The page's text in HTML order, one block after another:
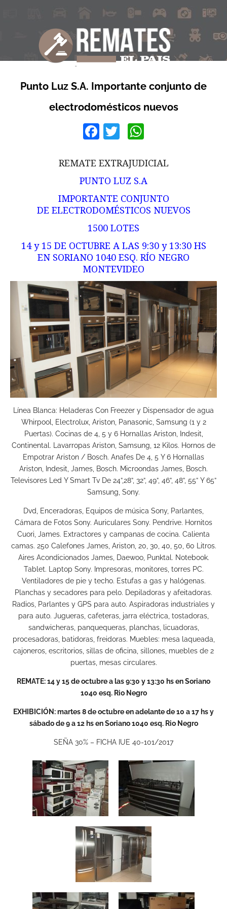
Punto Luz S.A. Importante conjunto de
electrodomésticos nuevos
Facebook
Twitter
REMATE EXTRAJUDICIAL
PUNTO LUZ S.A
IMPORTANTE CONJUNTO
DE ELECTRODOMÉSTICOS NUEVOS
1500 LOTES
14 y 15 DE OCTUBRE A LAS 9:30 y 13:30 HS
EN SORIANO 1040 ESQ. RÍO NEGRO
MONTEVIDEO
Línea Blanca: Heladeras Con Freezer y Dispensador de agua
Whirpool, Electrolux, Ariston, Panasonic, Samsung (1 y 2
Puertas). Cocinas de 4, 5 y 6 Hornallas Ariston, Indesit,
Continental. Lavarropas Ariston, Samsung, 12 Kilos. Hornos de
Empotrar Ariston / Bosch. Anafes De 4, 5 Y 6 Hornallas
Ariston, Indesit, James, Bosch. Microondas James, Bosch.
Televisores Led Y Smart Tv De 24”,28”, 32”, 49”, 46”, 48”, 55” Y 65”
Samsung, Sony.
Dvd, Enceradoras, Equipos de música Sony, Parlantes,
Cámara de Fotos Sony. Auriculares Sony. Pendrive. Hornitos
Cuori, James. Extractores y campanas de cocina. Calienta
camas. 250 Calefones James, Ariston, 20, 30, 40, 50, 60 Litros.
Aires Acondicionados James, Daewoo, Punktal. Notebook.
Tablet. Laptop Sony. Impresoras, monitores, torres PC.
Ventiladores de pie y techo. Estufas a gas y halógenas.
Planchas y secadores para pelo. Depiladoras y afeitadoras.
Radios, Parlantes y GPS para auto. Aspiradoras industriales y
para auto. Jugueras, cafeteras, jarra eléctrica, tostadoras,
sandwicheras, panquequeras, planchas, licuadoras,
procesadoras, batidoras, freidoras. Muebles: mesa laqueada,
cajoneros, escritorios, sillas de oficina, sillones, muebles de 2
puertas, mesas circulares.
REMATE: 14 y 15 de octubre a las 9:30 y 13:30 hs en Soriano
1040 esq. Rio Negro
EXHIBICIÓN: martes 8 de octubre en adelante de 10 a 17 hs y
sábado de 9 a 12 hs en Soriano 1040 esq. Rio Negro
SEÑA 30% – FICHA IUE 40-101/2017